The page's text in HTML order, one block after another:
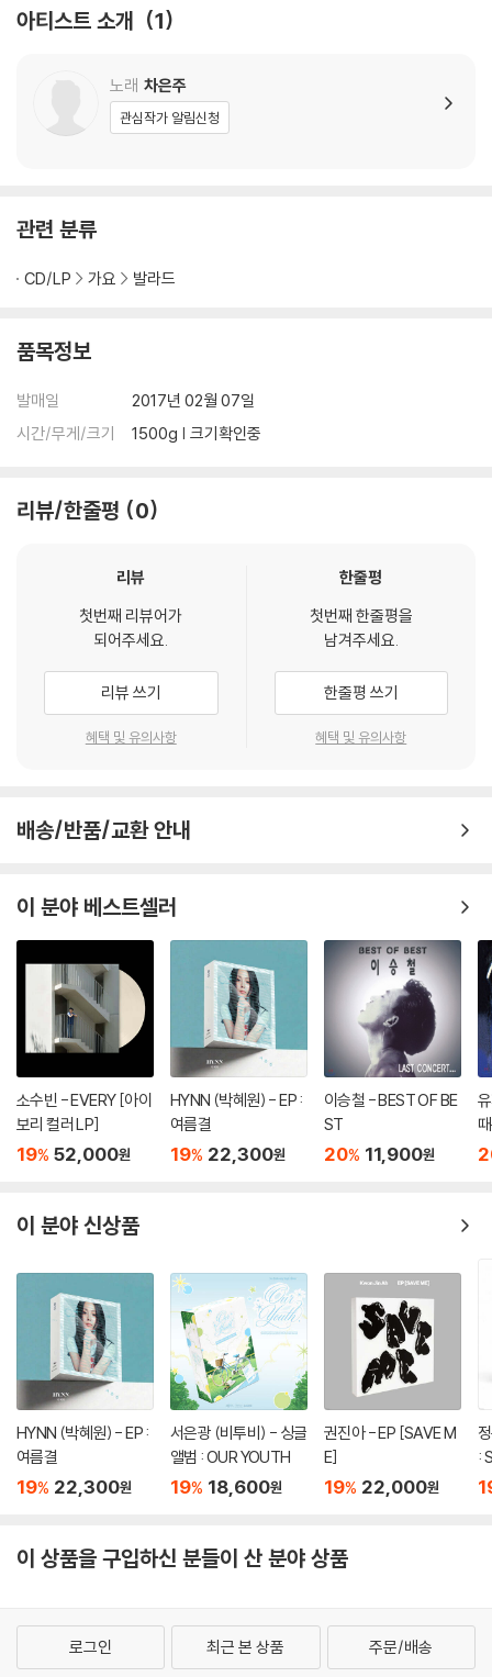
달빛이 있다는 생각으로 그 바람에 눈물을 말리며 걸어가겠다는 내 다짐을
4.사랑은 여기 머물러
마음에 꽃이 피어 있다면... 나의 꽃이 아닌 사랑하는 사람의 꽃이 잘 자라
사랑은 시갂이 지나면서 빛깔이 변한다. (변해서 사랑이 아니라는 것은 아
그런데 이루어지지 않은 사랑은 그 시절에 멈춰 변하지 않는다. 이루어질
수 없어 변치 않는 영원한 사랑이 되어버린다.
내 슬픈 사랑을 이렇게 위로해 봤다
아티스트 소개 1
노래 차은주
관심작가 알림신청
관련 분류
CD/LP 가요 발라드
품목정보
발매일
2017년 02월 07일
시간/무게/크기
1500g | 크기확인중
리뷰/한줄평 0
리뷰
첫번째 리뷰어가
되어주세요.
리뷰 쓰기
혜택 및 유의사항
한줄평
첫번째 한줄평을
남겨주세요.
한줄평 쓰기
혜택 및 유의사항
배송/반품/교환 안내
이 분야 베스트셀러
소수빈 - EVERY [아이
보리 컬러 LP]
19% 52,000원
HYNN (박혜원) - EP :
여름결
19% 22,300원
이승철 - BEST OF BE
ST
20% 11,900원
이 분야 신상품
HYNN (박혜원) - EP :
여름결
19% 22,300원
서은광 (비투비) - 싱글
앨범 : OUR YOUTH
19% 18,600원
권진아 - EP [SAVE M
E]
19% 22,000원
:
r
이 상품을 구입하신 분들이 산 분야 상품
로그인 최근 본 상품 주문/배송